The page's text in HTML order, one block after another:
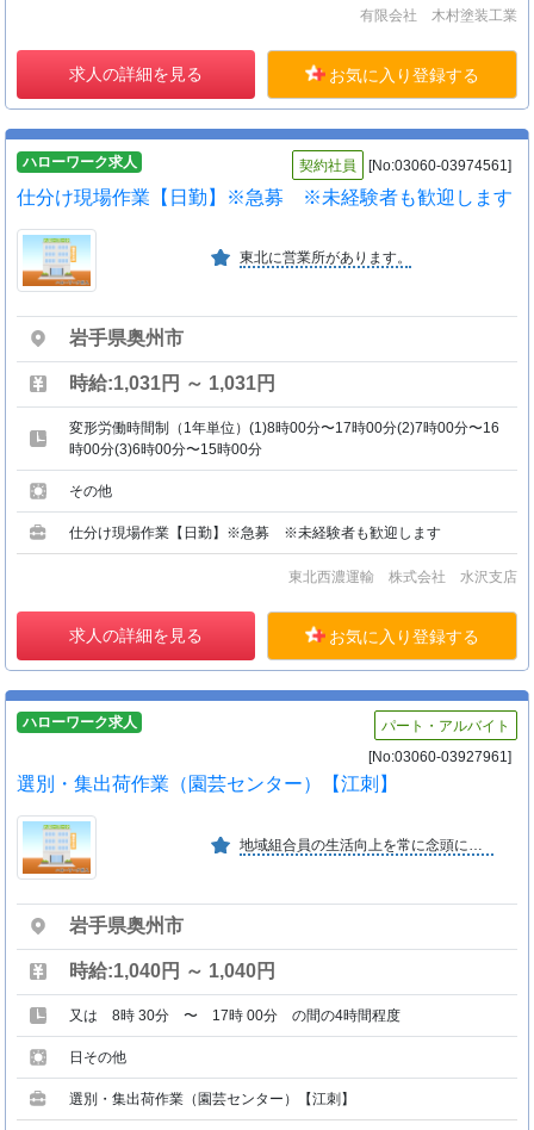
有限会社 木村塗装工業
求人の詳細を見る お気に入り登録する
ハローワーク求人 契約社員 [No:03060-03974561]
仕分け現場作業【日勤】※急募 ※未経験者も歓迎します
東北に営業所があります。
岩手県奥州市
時給:1,031円 ～ 1,031円
変形労働時間制（1年単位）(1)8時00分〜17時00分(2)7時00分〜16
時00分(3)6時00分〜15時00分
その他
仕分け現場作業【日勤】※急募 ※未経験者も歓迎します
東北西濃運輸 株式会社 水沢支店
求人の詳細を見る お気に入り登録する
ハローワーク求人
パート・アルバイト
[No:03060-03927961]
選別・集出荷作業（園芸センター）【江刺】
地域組合員の生活向上を常に念頭に置き、一丸となり頑張っています。 えるぼしマーク（女性活躍推進企業）の認定を受けています。
岩手県奥州市
時給:1,040円 ～ 1,040円
又は 8時 30分 〜 17時 00分 の間の4時間程度
日その他
選別・集出荷作業（園芸センター）【江刺】